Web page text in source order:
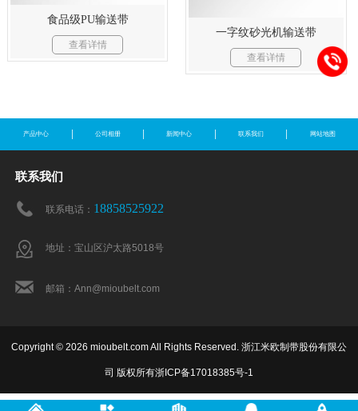
食品级PU输送带
查看详情
一字纹砂光机输送带
查看详情
产品中心 公司相册 新闻中心 联系我们 网站地图
联系我们
联系电话： 18858525922
地址：宝山区沪太路5018号
邮箱：Ann@mioubelt.com
Copyright © 2026 mioubelt.com All Rights Reserved. 浙江米欧制带股份有限公
司 版权所有浙ICP备17018385号-1